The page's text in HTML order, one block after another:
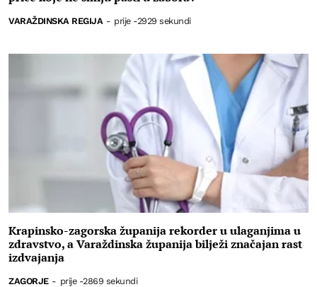
VARAŽDINSKA REGIJA - prije -2929 sekundi
Krapinsko-zagorska županija rekorder u ulaganjima u
zdravstvo, a Varaždinska županija bilježi značajan rast
izdvajanja
ZAGORJE - prije -2869 sekundi